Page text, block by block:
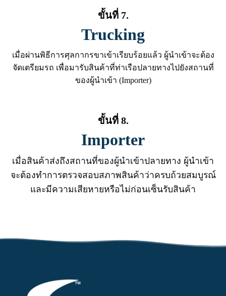
ขั้นที่ 7.
Trucking
เมื่อผ่านพิธีการศุลกากรขาเข้าเรียบร้อยแล้ว ผู้นำเข้าจะต้อง
จัดเตรียมรถ เพื่อมารับสินค้าที่ท่าเรือปลายทางไปยังสถานที่
ของผู้นำเข้า (Importer)
ขั้นที่ 8.
Importer
เมื่อสินค้าส่งถึงสถานที่ของผู้นำเข้าปลายทาง ผู้นำเข้า
จะต้องทำการตรวจสอบสภาพสินค้าว่าครบถ้วยสมบูรณ์
และมีความเสียหายหรือไม่ก่อนเซ็นรับสินค้า